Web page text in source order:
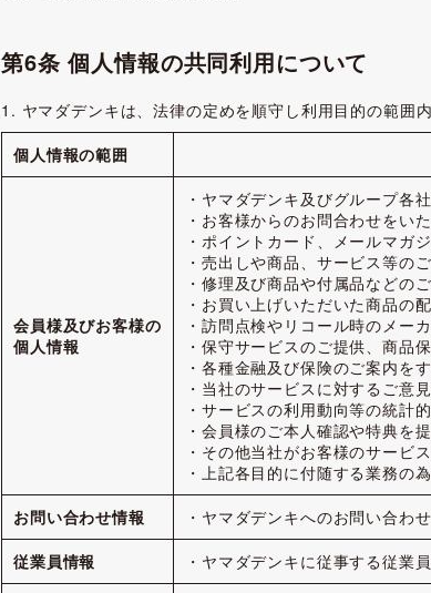
第6条 個人情報の共同利用について
1. ヤマダデンキは、法律の定めを順守し利用目的の範囲
個人情報の範囲
会員様及びお客様の
個人情報
・ヤマダデンキ及びグループ各
・お客様からのお問合わせをい
・ポイントカード、メールマガ
・売出しや商品、サービス等の
・修理及び商品や付属品などの
・お買い上げいただいた商品の
・訪問点検やリコール時のメー
・保守サービスのご提供、商品
・各種金融及び保険のご案内をす
・当社のサービスに対するご意
・サービスの利用動向等の統計
・会員様のご本人確認や特典を
・その他当社がお客様のサービ
・上記各目的に付随する業務の為
お問い合わせ情報
・ヤマダデンキへのお問い合わ
従業員情報
・ヤマダデンキに従事する従業